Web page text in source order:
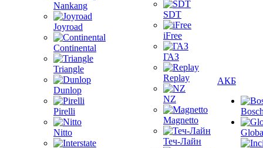
Nankang
Joyroad
Continental
Triangle
Dunlop
Pirelli
Nitto
SDT
iFree
ГАЗ
Replay
NZ
Magnetto
Теч-Лайн
АКБ